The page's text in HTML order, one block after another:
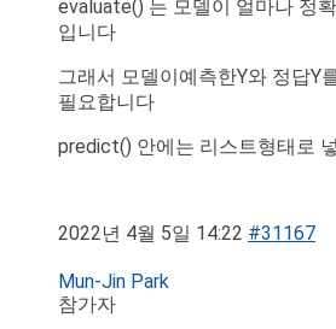
evaluate() 는 모델이 얼마나 정
입니다
그래서 모델이예측한Y와 정답Y
필요합니다
predict() 안에는 리스트형태로
2022년 4월 5일 14:22 #31167
Mun-Jin Park
참가자